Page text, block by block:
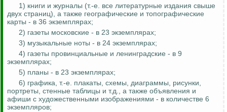
1) книги и журналы (т.-е. все литературные издания свыше
двух страниц), а также географические и топографические
карты - в 36 экземплярах;
2) газеты московские - в 23 экземплярах;
3) музыкальные ноты - в 24 экземплярах;
4) газеты провинциальные и ленинградские - в 9
экземплярах;
5) планы - в 23 экземплярах;
6) графика, т.-е. плакаты, схемы, диаграммы, рисунки,
портреты, стенные таблицы и т.д., а также объявления и
афиши с художественными изображениями - в количестве 6
экземпляров;